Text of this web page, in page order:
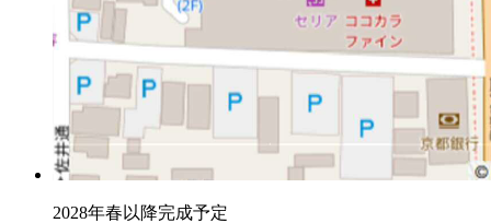
2028年春以降完成予定